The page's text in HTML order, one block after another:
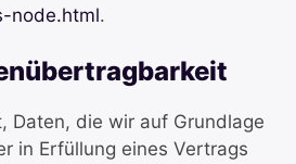
node.html.
Daten, die wir auf Grundlage
in Erfüllung eines Vertrags